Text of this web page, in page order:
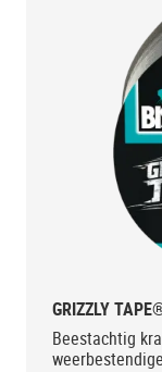
GRIZZLY
Beestachtig